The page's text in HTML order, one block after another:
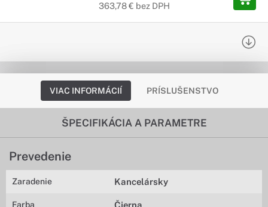
363,78 € bez DPH
VIAC INFORMÁCIÍ PRÍSLUŠENSTVO
ŠPECIFIKÁCIA A PARAMETRE
Prevedenie
Zaradenie Kancelársky
Farba Čierna